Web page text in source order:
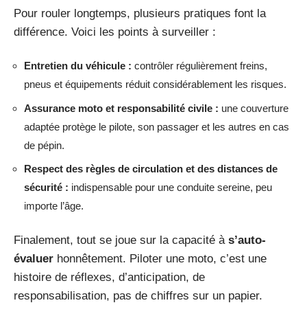
Pour rouler longtemps, plusieurs pratiques font la
différence. Voici les points à surveiller :
Entretien du véhicule : contrôler régulièrement freins,
pneus et équipements réduit considérablement les risques.
Assurance moto et responsabilité civile : une couverture
adaptée protège le pilote, son passager et les autres en cas
de pépin.
Respect des règles de circulation et des distances de
sécurité : indispensable pour une conduite sereine, peu
importe l’âge.
Finalement, tout se joue sur la capacité à s’auto-
évaluer honnêtement. Piloter une moto, c’est une
histoire de réflexes, d’anticipation, de
responsabilisation, pas de chiffres sur un papier.